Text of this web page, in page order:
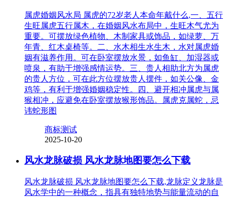
属虎婚姻风水局 属虎的72岁老人本命年戴什么,一、五行
生旺属虎五行属木，在婚姻风水布局中，生旺木气尤为
重要。可摆放绿色植物、木制家具或饰品，如绿萝、万
年青、红木桌椅等。二、水木相生水生木，水对属虎婚
姻有滋养作用。可在卧室摆放水景，如鱼缸、加湿器或
喷泉，有助于增强感情运势。三、贵人相助北方为属虎
的贵人方位，可在此方位摆放贵人摆件，如关公像、金
鸡等，有利于增强婚姻稳定性。四、避开相冲属虎与属
猴相冲，应避免在卧室摆放猴形饰品。属虎克属蛇，忌
讳蛇形图
商标测试
2025-10-20
风水龙脉破损 风水龙脉地图要怎么下载
风水龙脉破损 风水龙脉地图要怎么下载,龙脉定义龙脉是
风水学中的一种概念，指具有独特地势与能量流动的自